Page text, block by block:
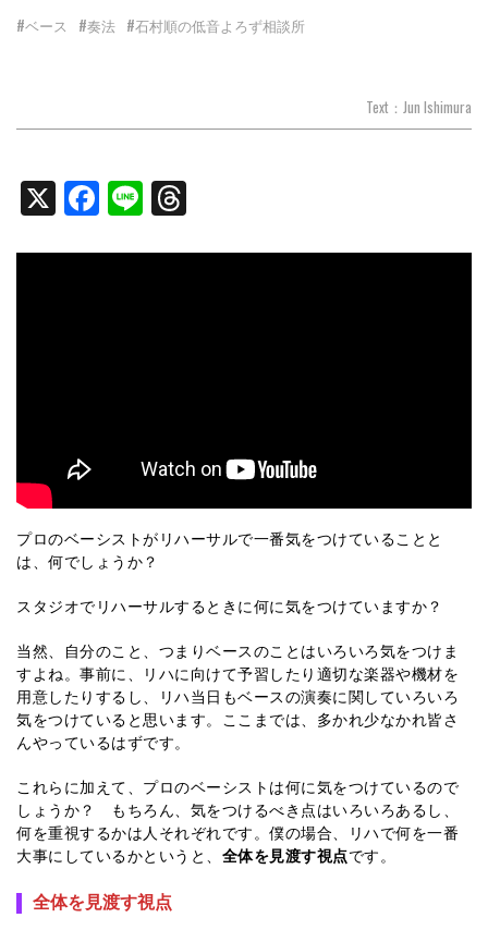
#ベース #奏法 #石村順の低音よろず相談所
Text：Jun Ishimura
X Facebook
Line
プロのベーシストがリハーサルで一番気をつけていることと
は、何でしょうか？
スタジオでリハーサルするときに何に気をつけていますか？
当然、自分のこと、つまりベースのことはいろいろ気をつけま
すよね。事前に、リハに向けて予習したり適切な楽器や機材を
用意したりするし、リハ当日もベースの演奏に関していろいろ
気をつけていると思います。ここまでは、多かれ少なかれ皆さ
んやっているはずです。
これらに加えて、プロのベーシストは何に気をつけているので
しょうか？ もちろん、気をつけるべき点はいろいろあるし、
何を重視するかは人それぞれです。僕の場合、リハで何を一番
大事にしているかというと、 全体を見渡す視点です。
全体を見渡す視点